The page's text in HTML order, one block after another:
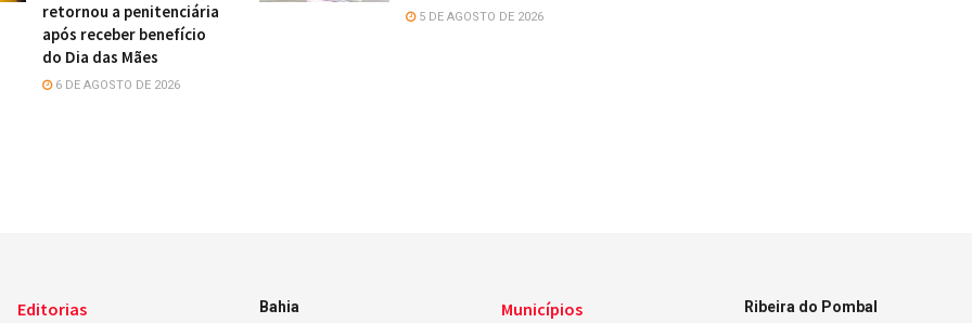
retornou a penitenciária
após receber benefício
do Dia das Mães
6 DE AGOSTO DE 2026
5 DE AGOSTO DE 2026
Editorias
Bahia
Municípios
Ribeira do Pombal